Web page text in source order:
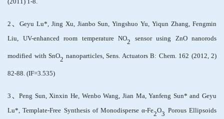
(2011) 1-8.
2 、 Geyu Lu*, Jing Xu, Jianbo Sun, Yingshuo Yu, Yiqun Zhang, Fengmin
Liu, UV-enhanced room temperature NO
2
sensor using ZnO nanorods
modified with SnO
2
nanoparticles, Sens. Actuators B: Chem. 162 (2012, 2)
82-88. (IF=3.535)
3 、Peng Sun, Xinxin He, Wenbo Wang, Jian Ma, Yanfeng Sun* and Geyu
Lu*, Template-Free Synthesis of Monodisperse α-Fe
2
O
3
Porous Ellipsoids